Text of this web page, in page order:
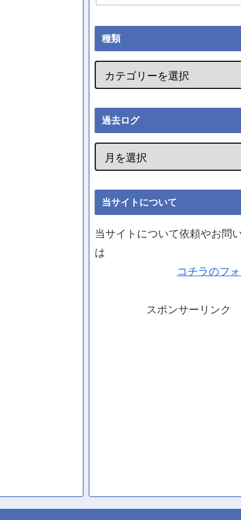
種類
過去ログ
当サイトについて
当サイトについて依頼やお問
は
コチラのフ
スポンサーリンク